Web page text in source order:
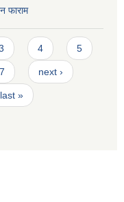
फाराम
4 5
7 next ›
last »